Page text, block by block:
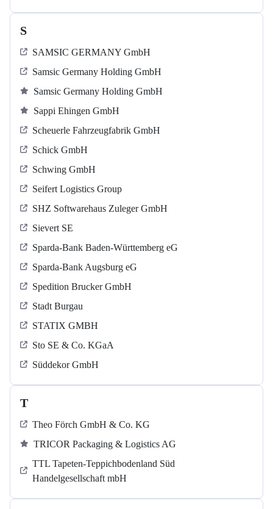
S
SAMSIC GERMANY GmbH
Samsic Germany Holding GmbH
Samsic Germany Holding GmbH
Sappi Ehingen GmbH
Scheuerle Fahrzeugfabrik GmbH
Schick GmbH
Schwing GmbH
Seifert Logistics Group
SHZ Softwarehaus Zuleger GmbH
Sievert SE
Sparda-Bank Baden-Württemberg eG
Sparda-Bank Augsburg eG
Spedition Brucker GmbH
Stadt Burgau
STATIX GMBH
Sto SE & Co. KGaA
Süddekor GmbH
T
Theo Förch GmbH & Co. KG
TRICOR Packaging & Logistics AG
TTL Tapeten-Teppichbodenland Süd
Handelgesellschaft mbH